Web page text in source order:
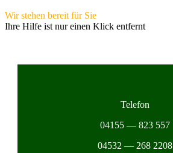
Wir ste­hen bereit für Sie
Ihre Hil­fe ist nur einen Klick ent­fernt
Tele­fon
04155 — 823 557
04532 — 268 2208